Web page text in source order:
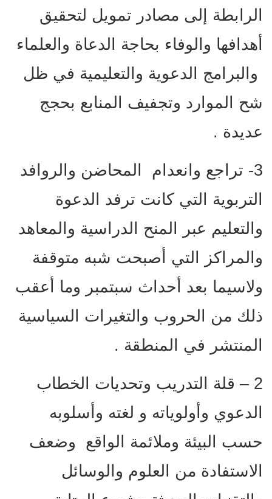
الرابطة إلى مصادر تمويل لتحقيق
أهدافها والوفاء بحاجة الدعاة والعلماء
والبرامج الدعوية والتعليمية في ظل
شح الموارد وتجفيف المنابع بحجج
عديدة .
3- تراجع وانعدام المحاضن والروافد
التربوية التي كانت ترفد الدعوة
والتعليم عبر المنح الدراسية والمعاهد
والمراكز التي أصبحت شبه متوقفة
ولاسيما بعد أحداث سبتمبر وما أعقب
ذلك من الحروب والتغيرات السياسية
المنتشر في المنطقة .
2 – قلة التدريب وتحديات الخطاب
الدعوي وأولوياته و لغته وأسلوبه
حسب البيئة وملائمة الواقع وضعف
الاستفادة من العلوم والوسائل